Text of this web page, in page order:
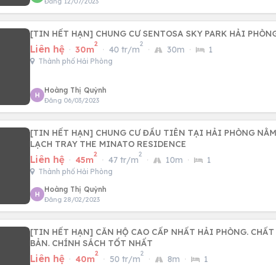
[TIN HẾT HẠN] CHUNG CƯ SENTOSA SKY PARK HẢI
Liên hệ · 30m
2
· 40 tr/m
2
· 30m · 1
Thành phố Hải Phòng
H
Hoàng Thị Quỳnh
Đăng 06/03/2023
[TIN HẾT HẠN] CHUNG CƯ ĐẦU TIÊN TẠI HẢI PHÒNG
LẠCH TRAY THE MINATO RESIDENCE
Liên hệ · 45m
2
· 47 tr/m
2
· 10m · 1
Thành phố Hải Phòng
H
Hoàng Thị Quỳnh
Đăng 28/02/2023
[TIN HẾT HẠN] CĂN HỘ CAO CẤP NHẤT HẢI PHÒNG.
BẢN. CHÍNH SÁCH TỐT NHẤT
Liên hệ · 40m
2
· 50 tr/m
2
· 8m · 1